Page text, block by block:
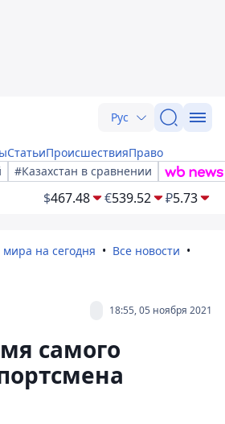
Рус
СтатьиПроисшествияПраво
#Казахстан в сравнении
$467.48 €539.52 ₽5.73
на сегодня
Все новости
18:55, 05 ноября 2021
самого